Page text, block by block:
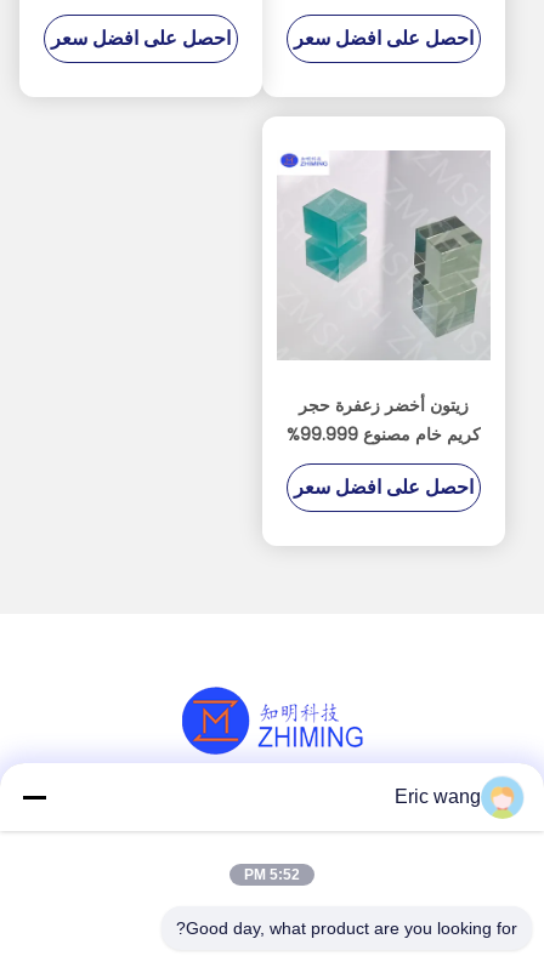
/ Ti / Cr
احصل على افضل سعر
الفاخرة
احصل على افضل سعر
زيتون أخضر زعفرة حجر
كريم خام مصنوع 99.999%
Al2O3 صلابة موحس 9.0
احصل على افضل سعر
اتصل سريعًا
Eric wang
5:52 PM
Good day, what product are you looking for?